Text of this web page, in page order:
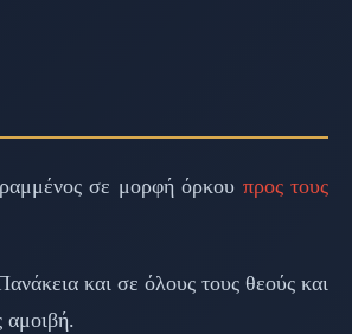
σε μορφή όρκου προς τους
και σε όλους τους θεούς και
αμοιβή.